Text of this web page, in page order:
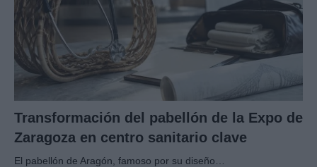
Transformación del pabellón de la Expo de
Zaragoza en centro sanitario clave
El pabellón de Aragón, famoso por su diseño…